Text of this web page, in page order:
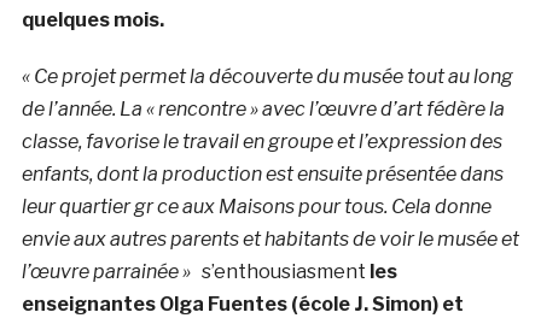
quelques mois.
« Ce projet permet la découverte du musée tout au long
de l’année. La « rencontre » avec l’œuvre d’art fédère la
classe, favorise le travail en groupe et l’expression des
enfants, dont la production est ensuite présentée dans
leur quartier gr ce aux Maisons pour tous. Cela donne
envie aux autres parents et habitants de voir le musée et
l’œuvre parrainée » s’enthousiasment les
enseignantes Olga Fuentes (école J. Simon) et